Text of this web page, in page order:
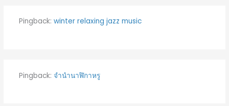
Pingback: winter relaxing jazz music
Pingback: จำนำนาฬิกาหรู